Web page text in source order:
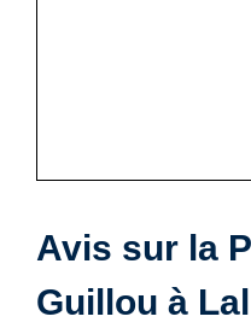
Avis sur la
Guillou à